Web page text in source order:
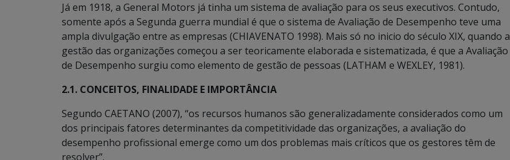
Já em 1918, a General Motors já tinha um sistema de avaliação para os seus executivos. Contudo,
somente após a Segunda guerra mundial é que o sistema de Avaliação de Desempenho teve uma
ampla divulgação entre as empresas (CHIAVENATO 1998). Mais só no inicio do século XIX, quando a
gestão das organizações começou a ser teoricamente elaborada e sistematizada, é que a Avaliação
de Desempenho surgiu como elemento de gestão de pessoas (LATHAM e WEXLEY, 1981).
2.1. CONCEITOS, FINALIDADE E IMPORTÂNCIA
Segundo CAETANO (2007), “os recursos humanos são generalizadamente considerados como um
dos principais fatores determinantes da competitividade das organizações, a avaliação do
desempenho profissional emerge como um dos problemas mais críticos que os gestores têm de
resolver”.